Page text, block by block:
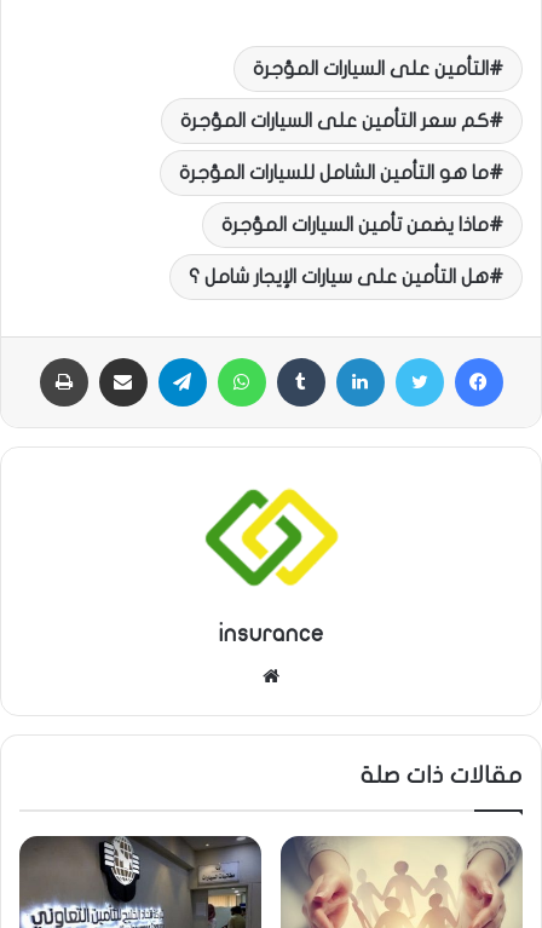
التأمين على السيارات المؤجرة
كم سعر التأمين على السيارات المؤجرة
ما هو التأمين الشامل للسيارات المؤجرة
ماذا يضمن تأمين السيارات المؤجرة
هل التأمين على سيارات الإيجار شامل ؟
فيسبوك واتساب
insurance
ق
و
ي
ب
مقالات ذات صلة